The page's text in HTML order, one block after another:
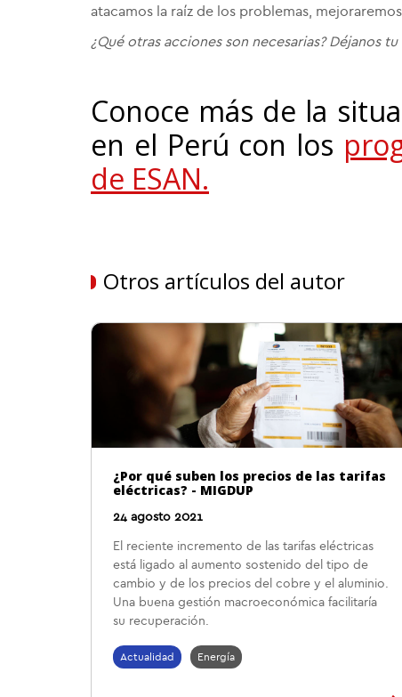
atacamos la raíz de los problemas,
¿Qué otras acciones son necesarias? Déjanos
Conoce más de la
en el Perú con los
de ESAN.
Otros artículos del autor
¿Por qué suben los precios de las tarifas
eléctricas? - MIGDUP
24 agosto 2021
El reciente incremento de las tarifas eléctricas
está ligado al aumento sostenido del tipo de
cambio y de los precios del cobre y el aluminio.
Una buena gestión macroeconómica facilitaría
su recuperación.
Actualidad Energía